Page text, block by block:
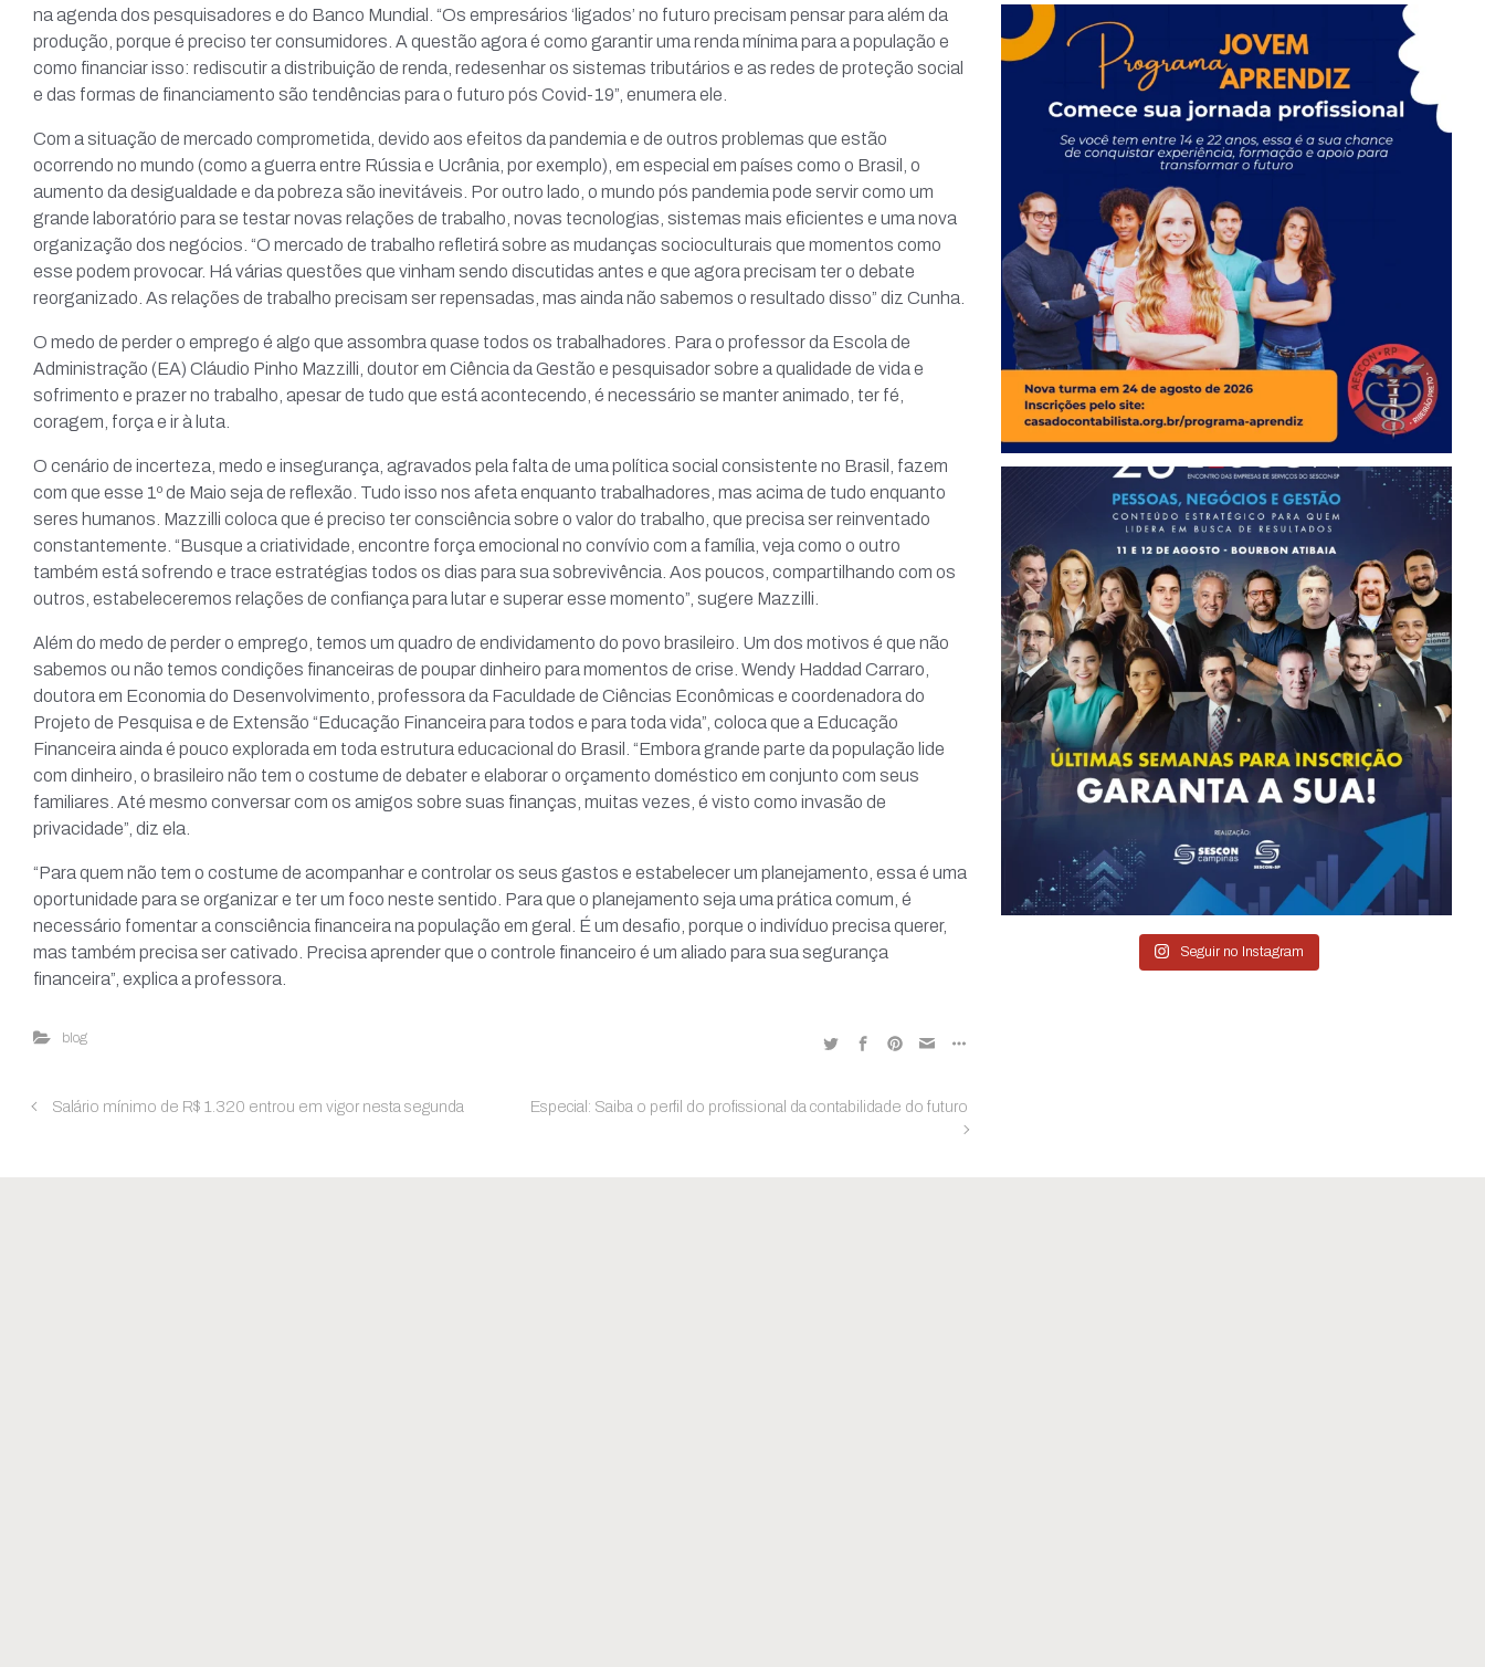
na agenda dos pesquisadores e do Banco Mundial. “Os empresários ‘ligados’ no futuro precisam pensar para além da
produção, porque é preciso ter consumidores. A questão agora é como garantir uma renda mínima para a população e
como financiar isso: rediscutir a distribuição de renda, redesenhar os sistemas tributários e as redes de proteção social
e das formas de financiamento são tendências para o futuro pós Covid-19”, enumera ele.
Com a situação de mercado comprometida, devido aos efeitos da pandemia e de outros problemas que estão
ocorrendo no mundo (como a guerra entre Rússia e Ucrânia, por exemplo), em especial em países como o Brasil, o
aumento da desigualdade e da pobreza são inevitáveis. Por outro lado, o mundo pós pandemia pode servir como um
grande laboratório para se testar novas relações de trabalho, novas tecnologias, sistemas mais eficientes e uma nova
organização dos negócios. “O mercado de trabalho refletirá sobre as mudanças socioculturais que momentos como
esse podem provocar. Há várias questões que vinham sendo discutidas antes e que agora precisam ter o debate
reorganizado. As relações de trabalho precisam ser repensadas, mas ainda não sabemos o resultado disso” diz Cunha.
O medo de perder o emprego é algo que assombra quase todos os trabalhadores. Para o professor da Escola de
Administração (EA) Cláudio Pinho Mazzilli, doutor em Ciência da Gestão e pesquisador sobre a qualidade de vida e
sofrimento e prazer no trabalho, apesar de tudo que está acontecendo, é necessário se manter animado, ter fé,
coragem, força e ir à luta.
O cenário de incerteza, medo e insegurança, agravados pela falta de uma política social consistente no Brasil, fazem
com que esse 1º de Maio seja de reflexão. Tudo isso nos afeta enquanto trabalhadores, mas acima de tudo enquanto
seres humanos. Mazzilli coloca que é preciso ter consciência sobre o valor do trabalho, que precisa ser reinventado
constantemente. “Busque a criatividade, encontre força emocional no convívio com a família, veja como o outro
também está sofrendo e trace estratégias todos os dias para sua sobrevivência. Aos poucos, compartilhando com os
outros, estabeleceremos relações de confiança para lutar e superar esse momento”, sugere Mazzilli.
Além do medo de perder o emprego, temos um quadro de endividamento do povo brasileiro. Um dos motivos é que não
sabemos ou não temos condições financeiras de poupar dinheiro para momentos de crise. Wendy Haddad Carraro,
doutora em Economia do Desenvolvimento, professora da Faculdade de Ciências Econômicas e coordenadora do
Projeto de Pesquisa e de Extensão “Educação Financeira para todos e para toda vida”, coloca que a Educação
Financeira ainda é pouco explorada em toda estrutura educacional do Brasil. “Embora grande parte da população lide
com dinheiro, o brasileiro não tem o costume de debater e elaborar o orçamento doméstico em conjunto com seus
familiares. Até mesmo conversar com os amigos sobre suas finanças, muitas vezes, é visto como invasão de
privacidade”, diz ela.
“Para quem não tem o costume de acompanhar e controlar os seus gastos e estabelecer um planejamento, essa é uma
oportunidade para se organizar e ter um foco neste sentido. Para que o planejamento seja uma prática comum, é
necessário fomentar a consciência financeira na população em geral. É um desafio, porque o indivíduo precisa querer,
mas também precisa ser cativado. Precisa aprender que o controle financeiro é um aliado para sua segurança
financeira”, explica a professora.
blog
Salário mínimo de R$ 1.320 entrou em vigor nesta segunda Especial: Saiba o perfil do profissional da contabilidade do futuro
Seguir no Instagram
Casa do Contabilista
Rua Capitão Salomão, 280
(16) 3625-7159
recepcao@casadocontabilista.org.br
SEG - SEX:
08:00 - 11:30 e das 13:00 - 17:30
Menu
Institucional
Aescon-Rp
Parceiros e Benefícios
Sescon
Revista Enfoque
Transparência – Aescon-RP
Transparência – Sicorp
Evento Reforma Tributária
Associe-se
Cursos
Cursos profissionalizantes
Facebook Instagram